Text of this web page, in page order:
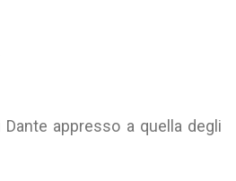
appresso a quella degli